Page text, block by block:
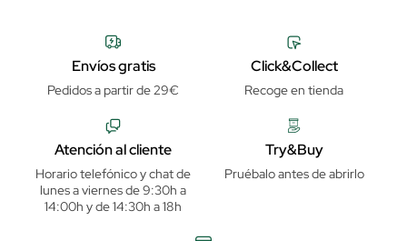
Envíos gratis
Pedidos a partir de 29€
Click&Collect
Recoge en tienda
Atención al cliente
Horario telefónico y chat de
lunes a viernes de 9:30h a
14:00h y de 14:30h a 18h
Try&Buy
Pruébalo antes de abrirlo